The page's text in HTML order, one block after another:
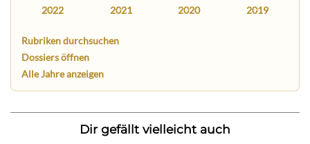
2022 2021 2020 2019
Rubriken durchsuchen
Dossiers öffnen
Alle Jahre anzeigen
Dir gefällt vielleicht auch